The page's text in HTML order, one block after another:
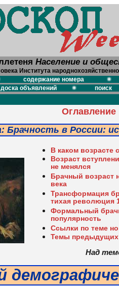
Население и
Института
содержание номера
доска объявлений поиск
Оглавление
Брачность в России:
В каком возрасте
Возраст
не менялся
Брачный возраст
века
Трансформация
тихая революция
Формальный
популярность
Ссылки по теме
Темы
Над